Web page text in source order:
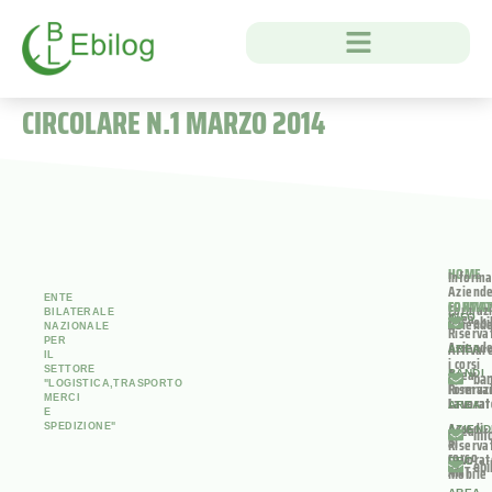
CIRCOLARE N.1 MARZO 2014
ENTE
BILATERALE
NAZIONALE
PER
SETTORE
"LOGISTICA,TRASPORTO
MERCI
E
SPEDIZIONE"
HOME
Area
Area
Area
Mobile
i corsi
Accedi
al
corso
ANT
INFO
AREA
BANDI
AREA
PEC